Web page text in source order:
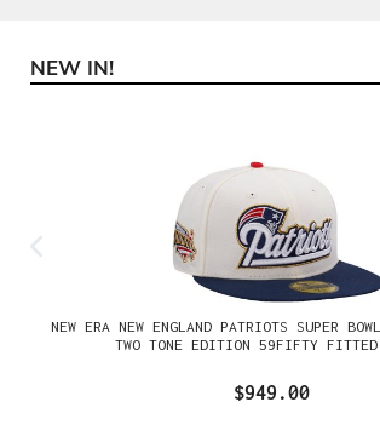
Omitir la galería de productos
NEW IN!
NEW ERA NEW ENGLAND PATRIOTS SUPER
TWO TONE EDITION 59FIFTY FITTED
$949.00